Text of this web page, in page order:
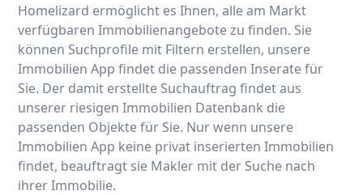
Homelizard ermöglicht es Ihnen, alle am Markt
verfügbaren Immobilienangebote zu finden. Sie
können Suchprofile mit Filtern erstellen, unsere
Immobilien App findet die passenden Inserate für
Sie. Der damit erstellte Suchauftrag findet aus
unserer riesigen Immobilien Datenbank die
passenden Objekte für Sie. Nur wenn unsere
Immobilien App keine privat inserierten Immobilien
findet, beauftragt sie Makler mit der Suche nach
ihrer Immobilie.